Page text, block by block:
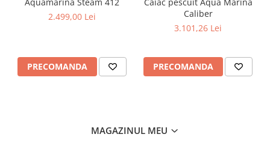
2.499,00 Lei
PRECOMANDA
Caliber
3.101,26 Lei
PRECOMANDA
MAGAZINUL MEU